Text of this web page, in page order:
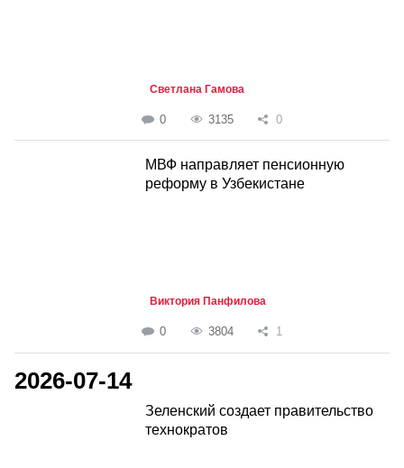
Светлана Гамова
0 3135 0
МВФ направляет пенсионную
реформу в Узбекистане
Виктория Панфилова
0 3804 1
2026-07-14
Зеленский создает правительство
технократов